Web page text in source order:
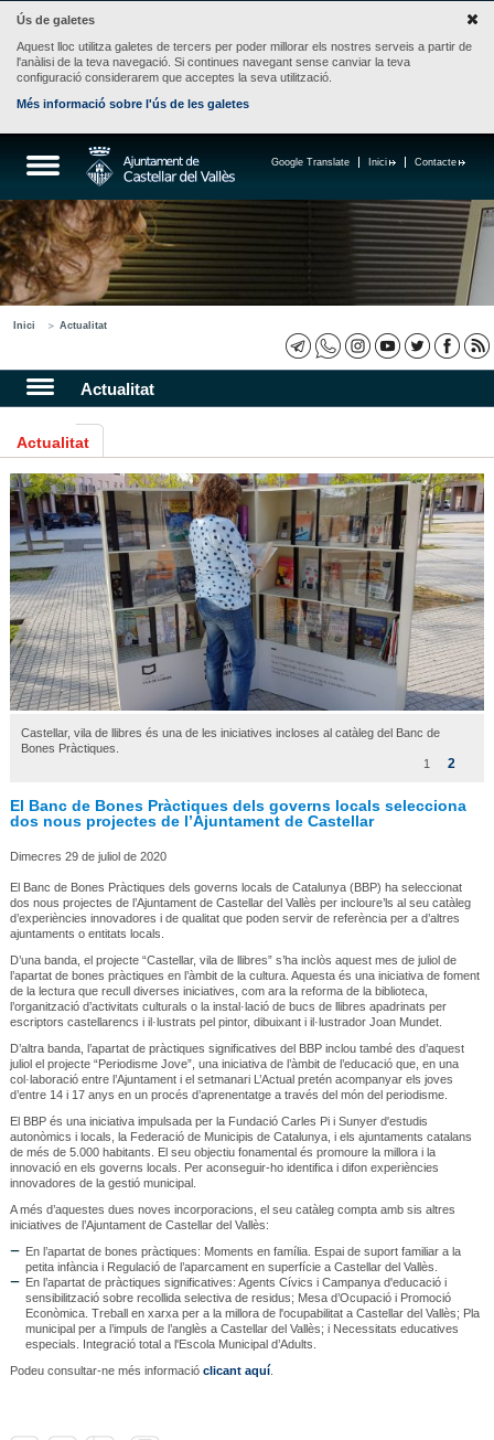
Ús de galetes
Aquest lloc utilitza galetes de tercers per poder millorar els nostres serveis a partir de
l'anàlisi de la teva navegació. Si continues navegant sense canviar la teva
configuració considerarem que acceptes la seva utilització.
Més informació sobre l'ús de les galetes
Contacte
Inici
Google Translate
Inici Actualitat
Actualitat
Actualitat
Castellar, vila de llibres és una de les iniciatives incloses al catàleg del Banc de
Bones Pràctiques.
1
2
El Banc de Bones Pràctiques dels governs locals selecciona
dos nous projectes de l’Ajuntament de Castellar
Dimecres 29 de juliol de 2020
El Banc de Bones Pràctiques dels governs locals de Catalunya (BBP) ha seleccionat
dos nous projectes de l’Ajuntament de Castellar del Vallès per incloure’ls al seu catàleg
d’experiències innovadores i de qualitat que poden servir de referència per a d’altres
ajuntaments o entitats locals.
D’una banda, el projecte “Castellar, vila de llibres” s’ha inclòs aquest mes de juliol de
l’apartat de bones pràctiques en l’àmbit de la cultura. Aquesta és una iniciativa de foment
de la lectura que recull diverses iniciatives, com ara la reforma de la biblioteca,
l’organització d’activitats culturals o la instal·lació de bucs de llibres apadrinats per
escriptors castellarencs i il·lustrats pel pintor, dibuixant i il·lustrador Joan Mundet.
D’altra banda, l’apartat de pràctiques significatives del BBP inclou també des d’aquest
juliol el projecte “Periodisme Jove”, una iniciativa de l’àmbit de l’educació que, en una
col·laboració entre l’Ajuntament i el setmanari L’Actual pretén acompanyar els joves
d’entre 14 i 17 anys en un procés d’aprenentatge a través del món del periodisme.
El BBP és una iniciativa impulsada per la Fundació Carles Pi i Sunyer d'estudis
autonòmics i locals, la Federació de Municipis de Catalunya, i els ajuntaments catalans
de més de 5.000 habitants. El seu objectiu fonamental és promoure la millora i la
innovació en els governs locals. Per aconseguir-ho identifica i difon experiències
innovadores de la gestió municipal.
A més d’aquestes dues noves incorporacions, el seu catàleg compta amb sis altres
iniciatives de l’Ajuntament de Castellar del Vallès:
En l’apartat de bones pràctiques: Moments en família. Espai de suport familiar a la
petita infància i Regulació de l’aparcament en superfície a Castellar del Vallès.
En l’apartat de pràctiques significatives: Agents Cívics i Campanya d'educació i
sensibilització sobre recollida selectiva de residus; Mesa d’Ocupació i Promoció
Econòmica. Treball en xarxa per a la millora de l'ocupabilitat a Castellar del Vallès; Pla
municipal per a l’impuls de l’anglès a Castellar del Vallès; i Necessitats educatives
especials. Integració total a l'Escola Municipal d’Adults.
Podeu consultar-ne més informació clicant aquí.